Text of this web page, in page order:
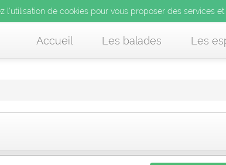
l’utilisation de cookies pour vous proposer des
Accueil Les balades Les
de cookies pour vous proposer des services
de cookies pour vous proposer des services